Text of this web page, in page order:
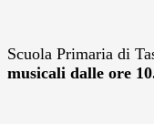
Scuola Primaria di
musicali dalle ore